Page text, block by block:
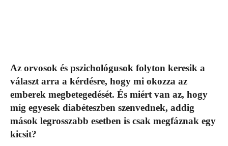
Az orvosok és pszichológusok folyton keresik a
választ arra a kérdésre, hogy mi okozza az
emberek megbetegedését. És miért van az, hogy
míg egyesek diabéteszben szenvednek, addig
mások legrosszabb esetben is csak megfáznak egy
kicsit?